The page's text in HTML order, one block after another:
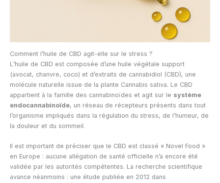
Comment l’huile de CBD agit-elle sur le stress ?
L’huile de CBD est composée d’une huile végétale support
(avocat, chanvre, coco) et d’extraits de cannabidiol (CBD), une
molécule naturelle issue de la plante Cannabis sativa. Le CBD
appartient à la famille des cannabinoïdes et agit sur le système
endocannabinoïde, un réseau de récepteurs présents dans tout
l’organisme impliqués dans la régulation du stress, de l’humeur, de
la douleur et du sommeil.
Il est important de préciser que le CBD est classé « Novel Food »
en Europe : aucune allégation de santé officielle n’a encore été
validée par les autorités compétentes. La recherche scientifique
avance néanmoins : une étude publiée en 2012 dans